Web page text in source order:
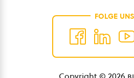
FOLGE UNS